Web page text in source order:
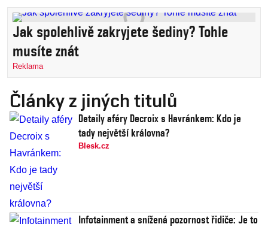
Jak spolehlivě zakryjete šediny? Tohle
musíte znát
Reklama
Články z jiných titulů
Detaily aféry Decroix s Havránkem: Kdo je
tady největší královna?
Blesk.cz
Infotainment a snížená pozornost řidiče: Je to